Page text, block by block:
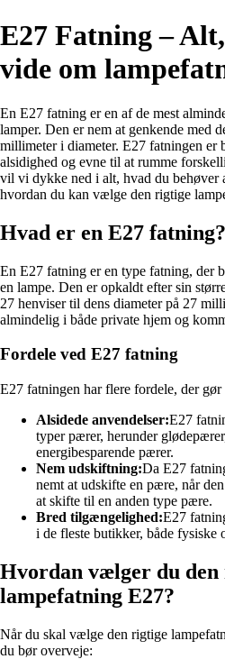
E27 Fatning –
vide om
En E27 fatning er en af de mest
lamper. Den er nem at genkende med
millimeter i diameter. E27 fatningen er
alsidighed og evne til at rumme
vil vi dykke ned i alt, hvad du behøver
hvordan du kan vælge den rigtige
Hvad er en E27 fatning?
En E27 fatning er en type fatning, der
en lampe. Den er opkaldt efter sin
27 henviser til dens diameter på 27
almindelig i både private hjem og
Fordele ved E27 fatning
E27 fatningen har flere fordele, der
Alsidede anvendelser:E27
typer pærer, herunder
energibesparende pærer.
Nem udskiftning:Da E27
nemt at udskifte en pære, når
at skifte til en anden type pære.
Bred tilgængelighed:E27
i de fleste butikker, både fysiske
Hvordan vælger du den
lampefatning E27?
Når du skal vælge den rigtige
du bør overveje: